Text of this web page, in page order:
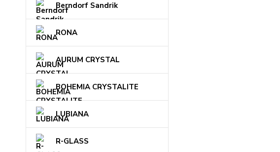
Berndorf Sandrik
RONA
AURUM CRYSTAL
BOHEMIA CRYSTALITE
LUBIANA
R-GLASS